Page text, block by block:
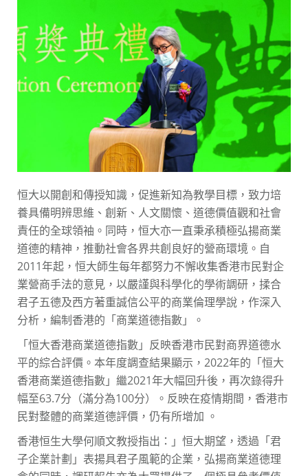
恒大以開創和傳授知識，促進新知為教學目標，致力培
養具備明辨思維、創新、人文關懷、道德價值觀和社會
責任的全球領袖。同時，恒大亦一直秉承積極弘揚商業
道德的精神，推動社會各界共創良好的營商環境。自
2011年起，恒大師生每年都努力不懈收集香港市民對企
業營商手法的意見，以嚴謹與科學化的學術調研，揉合
君子五德及西方著重誠信公平的商業倫理學說，作深入
分析，編制香港的「商業道德指數」。
「恒大香港商業道德指數」反映香港市民對商界道德水
平的綜合評價。本年度調查結果顯示，2022年的「恒大
香港商業道德指數」繼2021年大幅回升後，再次錄得升
幅至63.7分（滿分為100分）。反映在疫情期間，香港市
民對整體的商業道德評價，仍有所增加 。
香港恒生大學何順文教授指出：」恒大期望，透過「君
子企業計劃」表揚具君子風範的企業，弘揚商業道德理